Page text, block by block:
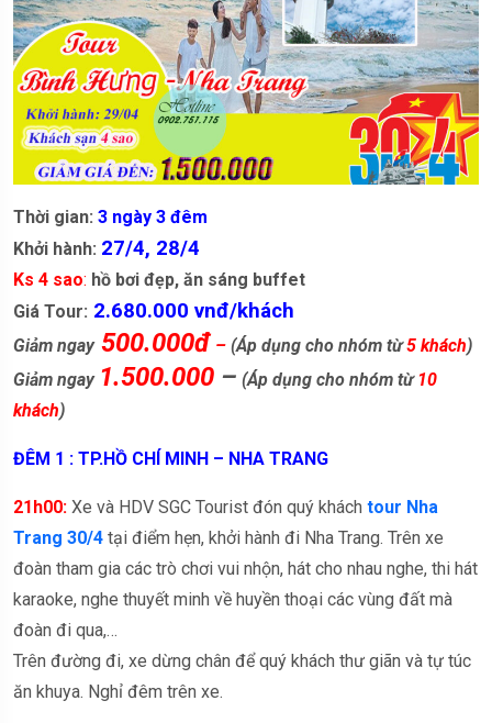
Thời gian: 3 ngày 3 đêm
Khởi hành: 27/4, 28/4
Ks 4 sao: hồ bơi đẹp, ăn sáng buffet
Giá Tour: 2.680.000 vnđ/khách
Giảm ngay 500.000đ – (Áp dụng cho nhóm từ5 khách)
Giảm ngay 1.500.000 – (Áp dụng cho nhóm từ 10
khách)
ĐÊM 1 : TP.HỒ CHÍ MINH – NHA TRANG
21h00: Xe và HDV SGC Tourist đón quý khách tour Nha
Trang 30/4 tại điểm hẹn, khởi hành đi Nha Trang. Trên xe
đoàn tham gia các trò chơi vui nhộn, hát cho nhau nghe, thi hát
karaoke, nghe thuyết minh về huyền thoại các vùng đất mà
đoàn đi qua,…
Trên đường đi, xe dừng chân để quý khách thư giãn và tự túc
ăn khuya. Nghỉ đêm trên xe.